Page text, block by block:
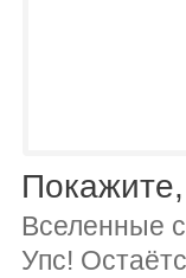
Вселенные
Упс!